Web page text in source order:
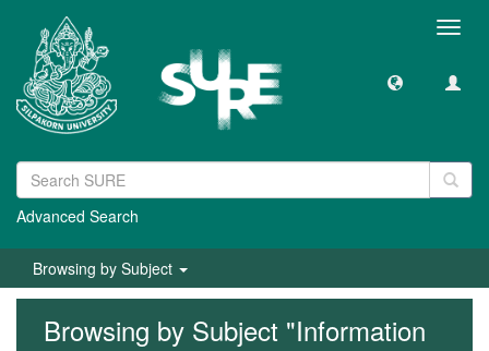
Advanced Search
Browsing by Subject
Browsing by Subject "Information